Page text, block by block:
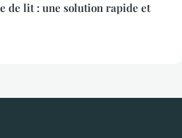
de lit : une solution rapide et